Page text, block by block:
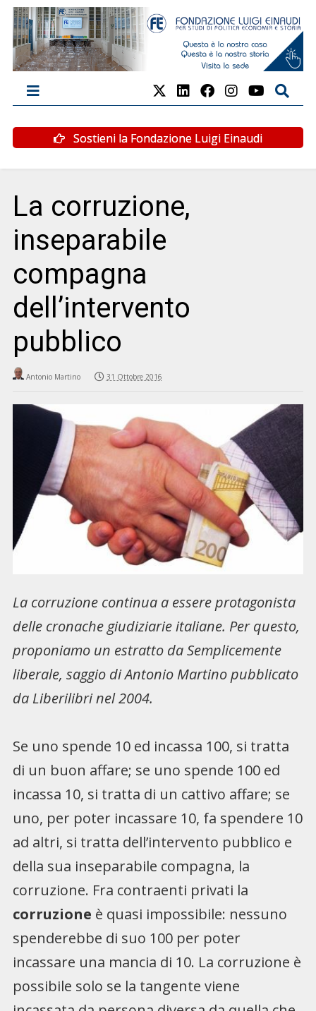
Sostieni la Fondazione Luigi Einaudi
La corruzione,
inseparabile
compagna
dell’intervento
pubblico
Antonio Martino 31 Ottobre 2016
La corruzione continua a essere protagonista
delle cronache giudiziarie italiane. Per questo,
proponiamo un estratto da Semplicemente
liberale, saggio di Antonio Martino pubblicato
da Liberilibri nel 2004.
Se uno spende 10 ed incassa 100, si tratta
di un buon affare; se uno spende 100 ed
incassa 10, si tratta di un cattivo affare; se
uno, per poter incassare 10, fa spendere 10
ad altri, si tratta dell’intervento pubblico e
della sua inseparabile compagna, la
corruzione. Fra contraenti privati la
corruzione è quasi impossibile: nessuno
spenderebbe di suo 100 per poter
incassare una mancia di 10. La corruzione è
possibile solo se la tangente viene